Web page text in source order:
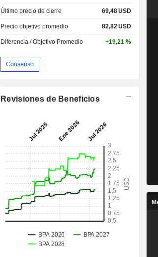
Último precio de cierre 69,48USD
Precio objetivo promedio 82,82USD
Diferencia / Objetivo Promedio +19,21 %
Consenso
Revisiones de Beneficios